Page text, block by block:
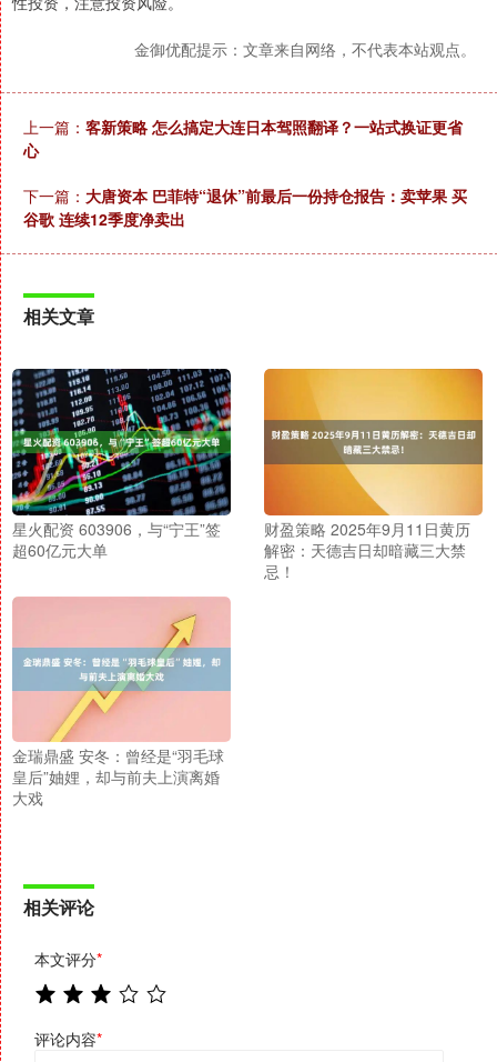
金御优配提示：文章来自网络，不代表本站观点。
上一篇： 客新策略 怎么搞定大连日本驾照翻译？一站式换证更省
心
下一篇： 大唐资本 巴菲特“退休”前最后一份持仓报告：卖苹果 买
谷歌 连续12季度净卖出
相关文章
星火配资 603906，与“宁王”签
超60亿元大单
财盈策略 2025年9月11日黄历
解密：天德吉日却暗藏三大禁
忌！
金瑞鼎盛 安冬：曾经是“羽毛球
皇后”妯娌，却与前夫上演离婚
大戏
相关评论
本文评分*
评论内容*